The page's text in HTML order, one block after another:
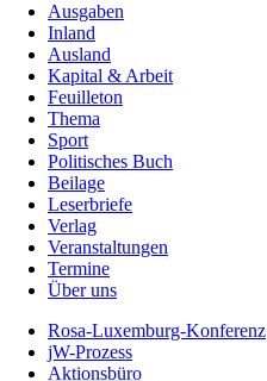
Ausgaben
Inland
Ausland
Kapital & Arbeit
Feuilleton
Thema
Sport
Politisches Buch
Beilage
Leserbriefe
Verlag
Veranstaltungen
Termine
Über uns
Rosa-Luxemburg-Konferenz
jW-Prozess
Aktionsbüro